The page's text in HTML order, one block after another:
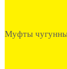
Муфты